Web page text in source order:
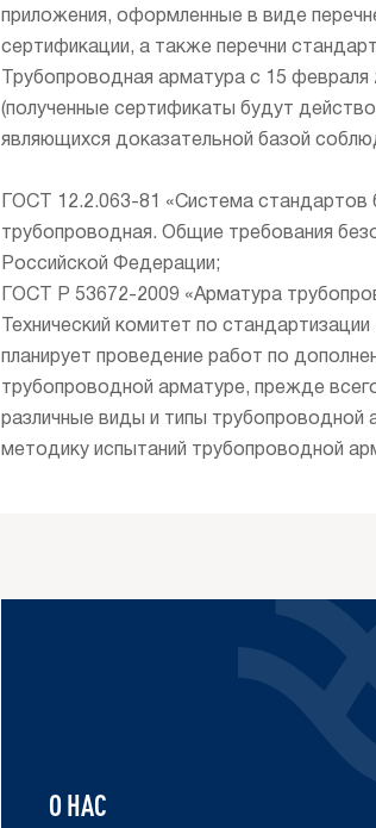
приложения, оформленные в виде
сертификации, а также перечни
Трубопроводная арматура с 15 февраля
(полученные сертификаты будут
являющихся доказательной базой
ГОСТ 12.2.063-81 «Система
трубопроводная. Общие требования
Российской Федерации;
ГОСТ Р 53672-2009 «Арматура
Технический комитет по
планирует проведение работ по
трубопроводной арматуре, прежде
различные виды и типы
методику испытаний трубопроводной
О НАС